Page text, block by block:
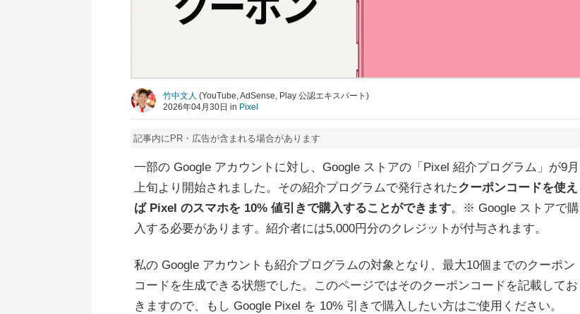
竹中文人 (YouTube, AdSense, Play 公認エキスパート)
2026年04月30日 in Pixel
記事内にPR・広告が含まれる場合があります
一部の Google アカウントに対し、Google ストアの「Pixel 紹介プログラム」が9月
上旬より開始されました。その紹介プログラムで発行されたクーポンコードを使え
ば Pixel のスマホを 10% 値引きで購入することができます。※ Google ストアで購
入する必要があります。紹介者には5,000円分のクレジットが付与されます。
私の Google アカウントも紹介プログラムの対象となり、最大10個までのクーポン
コードを生成できる状態でした。このページではそのクーポンコードを記載してお
きますので、もし Google Pixel を 10% 引きで購入したい方はご使用ください。